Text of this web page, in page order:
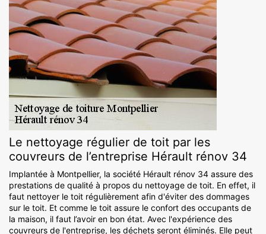
Le nettoyage régulier de toit par les
couvreurs de l’entreprise Hérault rénov 34
Implantée à Montpellier, la société Hérault rénov 34 assure des
prestations de qualité à propos du nettoyage de toit. En effet, il
faut nettoyer le toit régulièrement afin d'éviter des dommages
sur le toit. Et comme le toit assure le confort des occupants de
la maison, il faut l’avoir en bon état. Avec l'expérience des
couvreurs de l'entreprise, les déchets seront éliminés. Elle peut